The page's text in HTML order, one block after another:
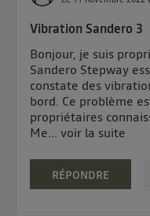
Vibration Sandero 3
Bonjour, je suis
Sandero Stepway
constate des
bord. Ce problème
propriétaires
Me...voir la suite
RÉPONDRE